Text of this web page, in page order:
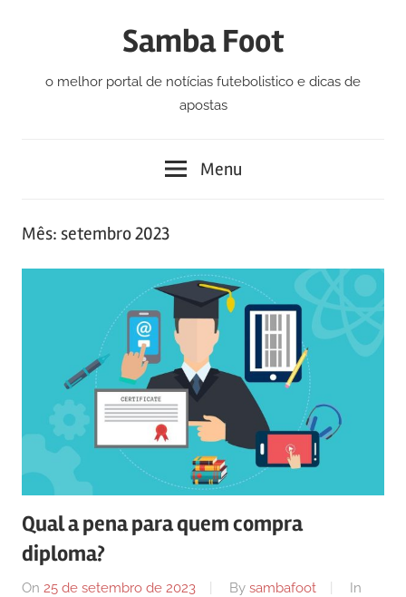
Samba Foot
o melhor portal de notícias futebolistico e dicas de
apostas
Menu
Mês: setembro 2023
Qual a pena para quem compra
diploma?
On 25 de setembro de 2023 By sambafoot
In